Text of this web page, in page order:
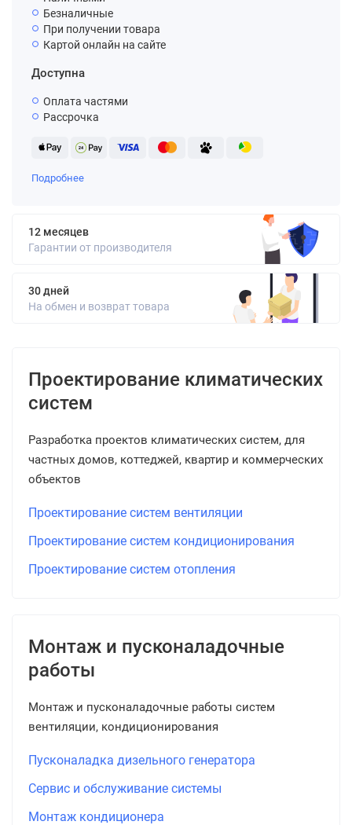
Безналичные
При получении товара
Картой онлайн на сайте
Доступна
Оплата частями
Рассрочка
Подробнее
12 месяцев
Гарантии от производителя
30 дней
На обмен и возврат товара
Проектирование климатических
систем
Разработка проектов климатических систем, для
частных домов, коттеджей, квартир и коммерческих
объектов
Проектирование систем вентиляции
Проектирование систем кондиционирования
Проектирование систем отопления
Монтаж и пусконаладочные
работы
Монтаж и пусконаладочные работы систем
вентиляции, кондиционирования
Пусконаладка дизельного генератора
Сервис и обслуживание системы
Монтаж кондиционера